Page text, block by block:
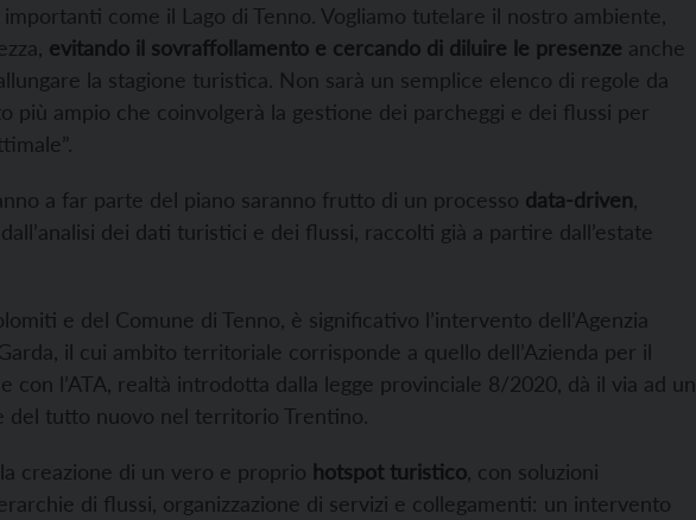
come il Lago di Tenno. Vogliamo tutelare il nostro ambiente,
evitando il sovraffollamento e cercando di diluire le presenze anche
la stagione turistica. Non sarà un semplice elenco di regole da
più ampio che coinvolgerà la gestione dei parcheggi e dei flussi per
a far parte del piano saranno frutto di un processo data-driven
dei dati turistici e dei flussi, raccolti già a partire dall’estate
e del Comune di Tenno, è significativo l’intervento dell’Agenzia
il cui ambito territoriale corrisponde a quello dell’Azienda per il
con l’ATA, realtà introdotta dalla legge provinciale 8/2020, dà il via ad un
del tutto nuovo nel territorio Trentino.
creazione di un vero e proprio hotspot turistico , con soluzioni
di flussi, organizzazione di servizi e collegamenti: un intervento